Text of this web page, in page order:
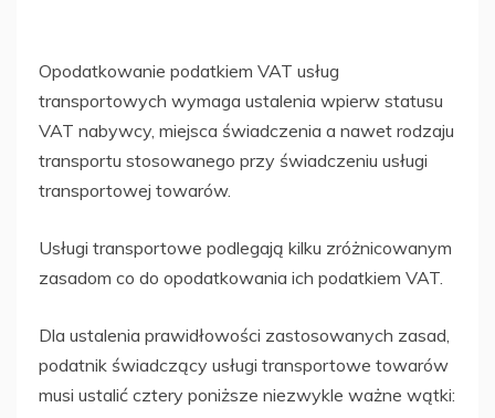
Opodatkowanie podatkiem VAT usług
transportowych wymaga ustalenia wpierw statusu
VAT nabywcy, miejsca świadczenia a nawet rodzaju
transportu stosowanego przy świadczeniu usługi
transportowej towarów.
Usługi transportowe podlegają kilku zróżnicowanym
zasadom co do opodatkowania ich podatkiem VAT.
Dla ustalenia prawidłowości zastosowanych zasad,
podatnik świadczący usługi transportowe towarów
musi ustalić cztery poniższe niezwykle ważne wątki: